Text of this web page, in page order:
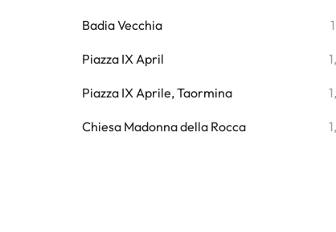
Badia Vecchia
Piazza IX April
Piazza IX Aprile, Taormina
Chiesa Madonna della Rocca